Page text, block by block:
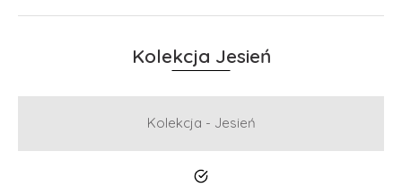
Kolekcja Jesień
Kolekcja - Jesień
Tak